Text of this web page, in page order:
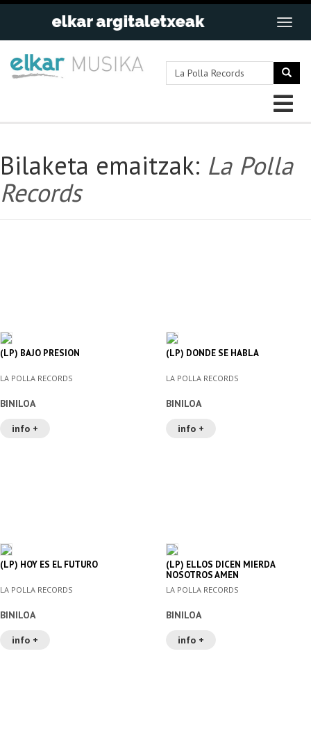
Bilaketa emaitzak: La Polla
Records
(LP) BAJO PRESION
LA POLLA RECORDS
BINILOA
info +
(LP) DONDE SE HABLA
LA POLLA RECORDS
BINILOA
info +
(LP) HOY ES EL FUTURO
LA POLLA RECORDS
BINILOA
info +
(LP) ELLOS DICEN MIERDA
NOSOTROS AMEN
LA POLLA RECORDS
BINILOA
info +